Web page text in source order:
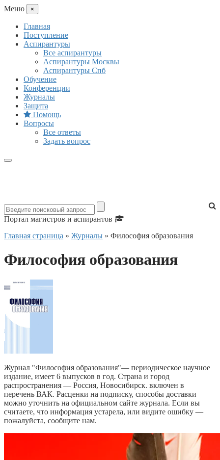
Mеню ×
Главная
Поступление
Аспирантуры
Все аспирантуры
Аспирантуры Москвы
Аспирантуры Спб
Обучение
Конференции
Журналы
Защита
Помощь
Вопросы
Все ответы
Задать вопрос
Портал магистров и аспирантов
Главная страница » Журналы » Философия образования
Философия образования
Журнал "Философия образования"— периодическое научное
издание, имеет 6 выпусков в год. Страна и город
распространения — Россия, Новосибирск. включен в
перечень ВАК. Расценки на подписку, способы доставки
можно уточнить на официальном сайте журнала. Если вы
считаете, что информация устарела, или видите ошибку —
пожалуйста, сообщите нам.